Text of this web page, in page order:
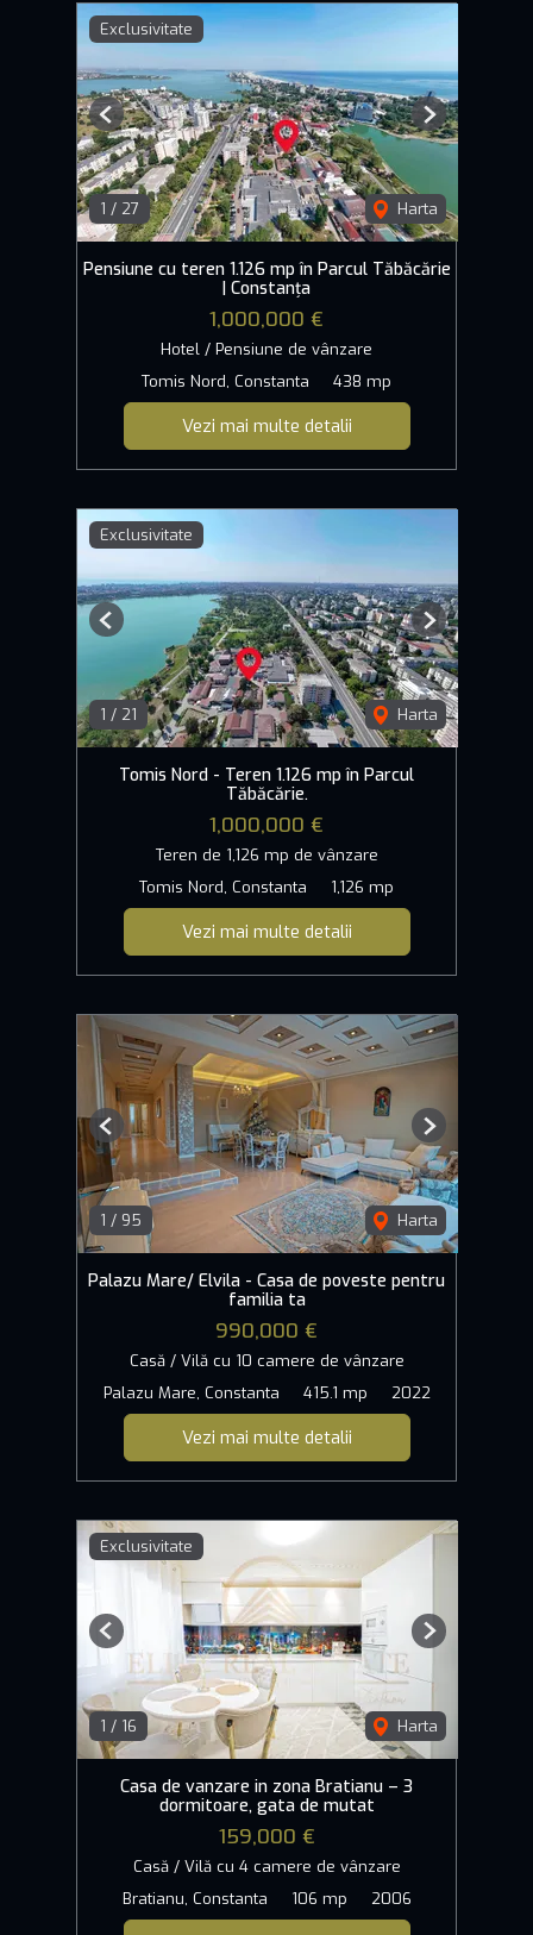
Exclusivitate
1 / 27 Harta
Previous Next
Pensiune cu teren 1.126 mp în Parcul Tăbăcărie
| Constanța
1,000,000 €
Hotel / Pensiune de vânzare
Tomis Nord, Constanta
438 mp
Vezi mai multe detalii
Exclusivitate
1 / 21 Harta
Previous Next
Tomis Nord - Teren 1.126 mp în Parcul
Tăbăcărie.
1,000,000 €
Teren de 1,126 mp de vânzare
Tomis Nord, Constanta
1,126 mp
Vezi mai multe detalii
1 / 95 Harta
Previous Next
Palazu Mare/ Elvila - Casa de poveste pentru
familia ta
990,000 €
Casă / Vilă cu 10 camere de vânzare
Palazu Mare, Constanta
415.1 mp 2022
Vezi mai multe detalii
Exclusivitate
1 / 16 Harta
Previous Next
Casa de vanzare in zona Bratianu – 3
dormitoare, gata de mutat
159,000 €
Casă / Vilă cu 4 camere de vânzare
Bratianu, Constanta
106 mp 2006